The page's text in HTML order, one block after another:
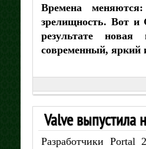
Времена
зрелищность. Вот и
результате
современный, яркий
Valve выпустила
Разработчики